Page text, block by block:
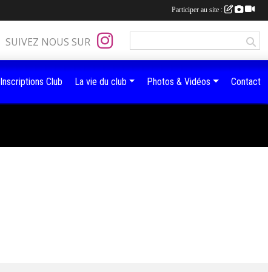
SUIVEZ NOUS SUR
Inscriptions Club La vie du club Photos & Vidéos Contact
Participer au site :